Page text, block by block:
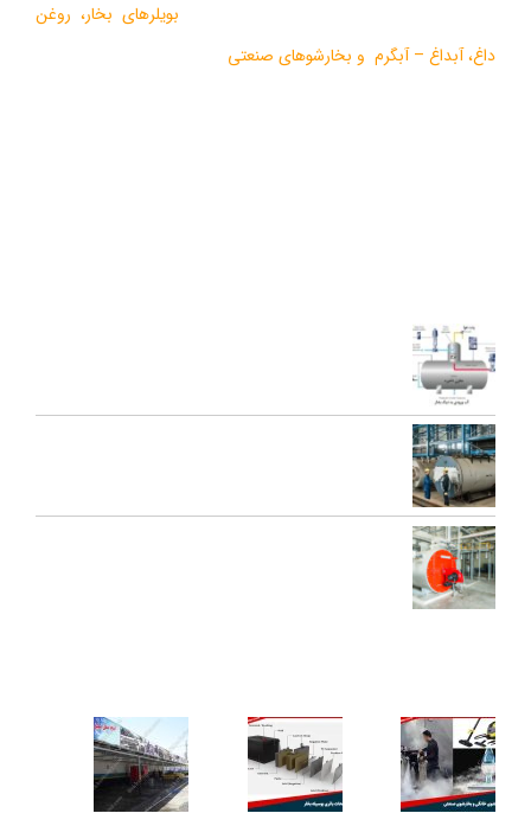
بویلرهای بخار، روغن
داغ،آبداغ –آبگرم و بخارشوهای صنعتی